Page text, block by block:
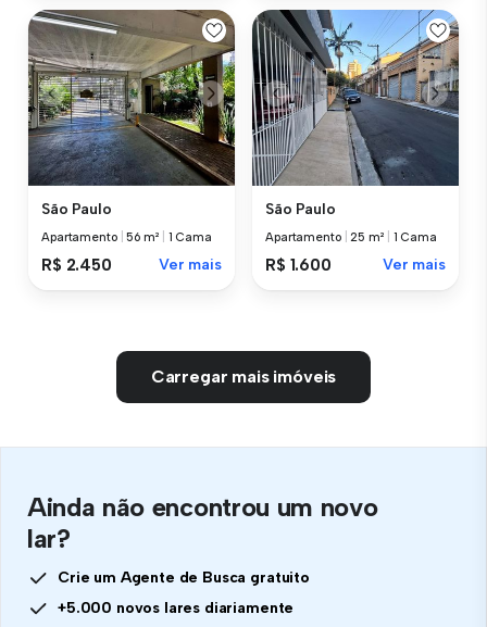
São Paulo
Apartamento |56 m² 1 Cama
R$ 2.450 Ver mais
São Paulo
Apartamento 25 m² 1 Cama
R$ 1.600 Ver mais
Carregar mais imóveis
Ainda não encontrou um novo
lar?
Crie um Agente de Busca gratuito
+5.000 novos lares diariamente